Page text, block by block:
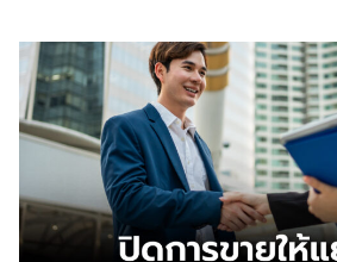
ก็พร้อมตามเร็ว เคยสงสัยไหมว่าทำไมสกิ
ขายปุ๊บก็หมดปั๊บ? ทำไมเสื้อผ้าบางคอลเล
เดอร์ก็ Sold out ในเสี้ยววินาที? หรือทำไ
มีคิวยาวเหยียดทุกวัน? สิ่งเหล่านี้ไม่ได้เกิ
“ปรากฏการณ์เออ-ออ” – พฤติกรรมที่คน
ตามกระแสโดยไม่ลังเล ซึ่งเป็นที่มาของง
MARKETING: การตลาดแบบเออ-ออ พ
คนไทยในปัจจุบัน” โดย วิทยาลัยการจัด
(CMMU) “การเออ-ออ ไม่ใช่แค่กระแสข้